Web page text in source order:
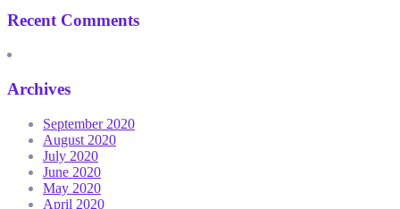
Recent Comments
Archives
September 2020
August 2020
July 2020
June 2020
May 2020
April 2020